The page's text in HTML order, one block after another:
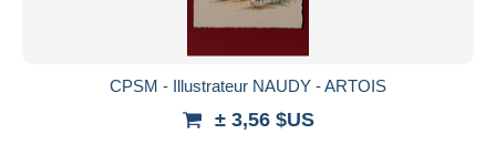
CPSM - Illustrateur NAUDY - ARTOIS
± 3,56 $US